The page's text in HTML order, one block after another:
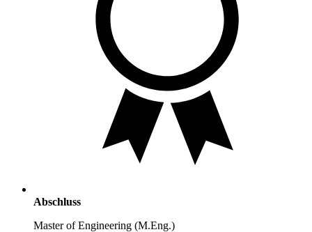
Abschluss
Master of Engineering (M.Eng.)